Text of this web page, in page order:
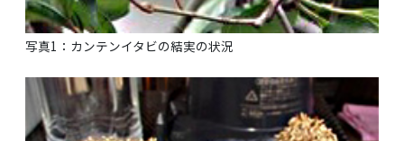
写真1：カンテンイタビの結実の状況